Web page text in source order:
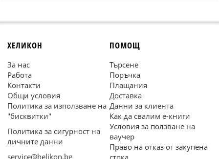
ХЕЛИКОН
За нас
Работа
Контакти
Общи условия
Политика за използване на
"бисквитки"
Политика за сигурност на
личните данни
service@helikon.bg
ПОМОЩ
Търсене
Поръчка
Плащания
Доставка
Данни за клиента
Как да свалим е-книги
Условия за ползване на
ваучер
Право на отказ от закупена
стока